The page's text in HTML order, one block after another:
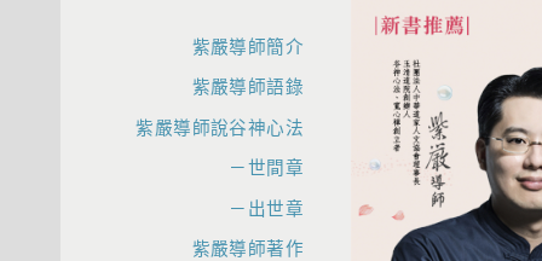
紫嚴導師簡介
紫嚴導師語錄
紫嚴導師說谷神心法
－世間章
－出世章
紫嚴導師著作